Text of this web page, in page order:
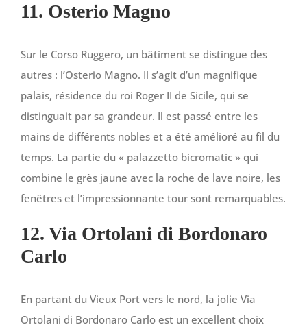
11. Osterio Magno
Sur le Corso Ruggero, un bâtiment se distingue des
autres : l’Osterio Magno. Il s’agit d’un magnifique
palais, résidence du roi Roger II de Sicile, qui se
distinguait par sa grandeur. Il est passé entre les
mains de différents nobles et a été amélioré au fil du
temps. La partie du « palazzetto bicromatic » qui
combine le grès jaune avec la roche de lave noire, les
fenêtres et l’impressionnante tour sont remarquables.
12. Via Ortolani di Bordonaro
Carlo
En partant du Vieux Port vers le nord, la jolie Via
Ortolani di Bordonaro Carlo est un excellent choix